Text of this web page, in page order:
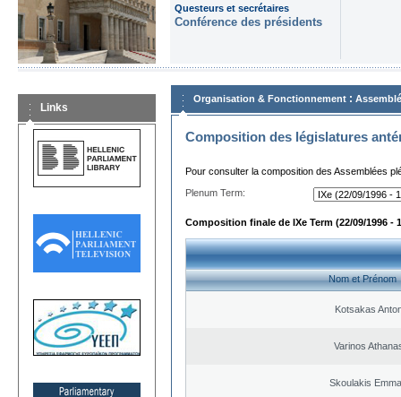
Questeurs et secrétaires
Conférence des présidents
Links
Organisation & Fonctionnement :
Composition des législatures
Pour consulter la composition des Assemblées
Plenum Term:
Composition finale de IXe Term (22/09/1996 -
Nom et Prénom
Kotsakas
Varinos
Skoulakis